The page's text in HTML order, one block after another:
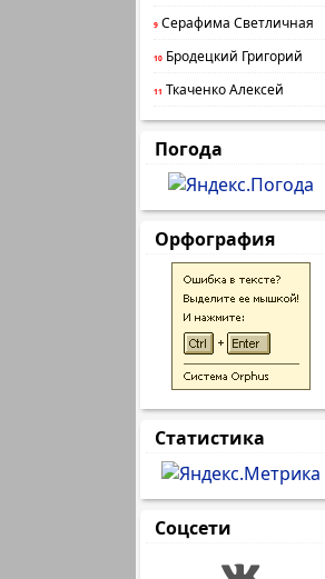
9 Серафима Светличная
10 Бродецкий Григорий
11 Ткаченко Алексей
Погода
Орфография
Статистика
Соцсети